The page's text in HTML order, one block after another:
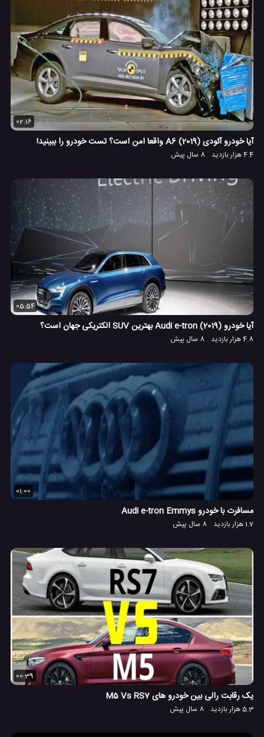
02:16
آیا خودرو آئودی (A6 (2019 واقعا امن است؟ تست خودرو را ببینید!
4.4 هزار بازدید 8 سال پیش
05:54
آیا خودرو (Audi e-tron (2019 بهترین SUV الکتریکی جهان است؟
4.8 هزار بازدید 8 سال پیش
01:00
مسافرت با خودرو Audi e-tron Emmys
1.7 هزار بازدید 8 سال پیش
00:39
یک رقابت رالی بین خودرو های M5 Vs RS7
5.3 هزار بازدید 8 سال پیش